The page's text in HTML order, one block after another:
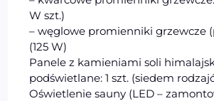
W szt.)
– węglowe promienniki grzewcze
(125 W)
Panele z kamieniami soli
podświetlane: 1 szt. (siedem
Oświetlenie sauny (LED –